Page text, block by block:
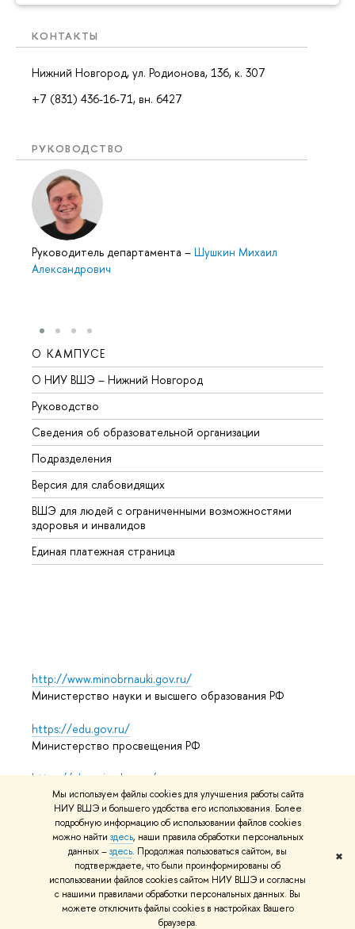
Мы используем файлы cookies для улучшения работы сайта
НИУ ВШЭ и большего удобства его использования. Более
подробную информацию об использовании файлов cookies
можно найти здесь, наши правила обработки персональных
данных –здесь. Продолжая пользоваться сайтом, вы
подтверждаете, что были проинформированы об
использовании файлов cookies сайтом НИУ ВШЭ и согласны
с нашими правилами обработки персональных данных. Вы
можете отключить файлы cookies в настройках Вашего
браузера.
✖
КОНТАКТЫ
Нижний Новгород, ул. Родионова, 136, к. 307
+7 (831) 436-16-71, вн. 6427
РУКОВОДСТВО
Руководитель департамента – Шушкин Михаил
Александрович
О КАМПУСЕ
О НИУ ВШЭ – Нижний Новгород
Руководство
Сведения об образовательной организации
Подразделения
Версия для слабовидящих
ВШЭ для людей с ограниченными возможностями
здоровья и инвалидов
Единая платежная страница
http://www.minobrnauki.gov.ru/
Министерство науки и высшего образования РФ
https://edu.gov.ru/
Министерство просвещения РФ
https://elearning.hse.ru/mooc
Массовые открытые онлайн-курсы
© НИУ ВШЭ 1993–2026 Адреса и контактыУсловия
использования материаловПолитика конфиденциальности
Карта сайта
Редактору